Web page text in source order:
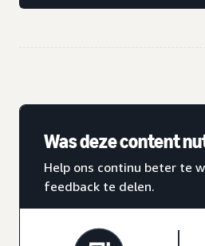
Was deze content
Help ons continu beter te
feedback te delen.